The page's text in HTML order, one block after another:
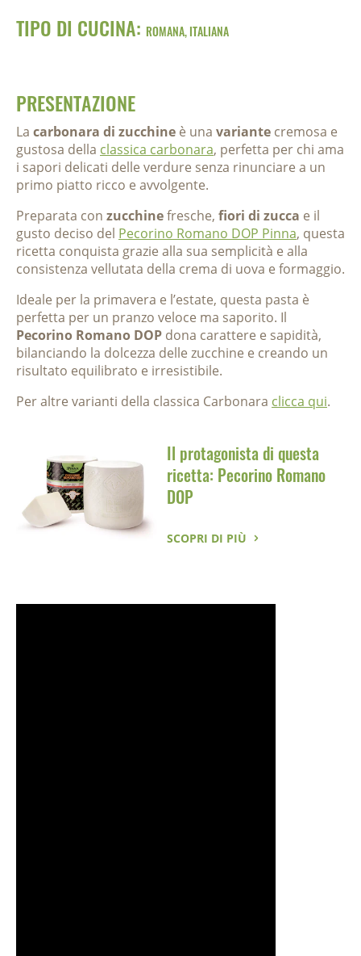
TIPO DI CUCINA: ROMANA, ITALIANA
PRESENTAZIONE
La carbonara di zucchine è una variante cremosa e
gustosa della classica carbonara, perfetta per chi ama
i sapori delicati delle verdure senza rinunciare a un
primo piatto ricco e avvolgente.
Preparata con zucchinefresche, fiori di zucca e il
gusto deciso del Pecorino Romano DOP Pinna, questa
ricetta conquista grazie alla sua semplicità e alla
consistenza vellutata della crema di uova e formaggio.
Ideale per la primavera e l’estate, questa pasta è
perfetta per un pranzo veloce ma saporito. Il
Pecorino Romano DOP dona carattere e sapidità,
bilanciando la dolcezza delle zucchine e creando un
risultato equilibrato e irresistibile.
Per altre varianti della classica Carbonara clicca qui.
Il protagonista di questa
ricetta: Pecorino Romano
DOP
SCOPRI DI PIÙ